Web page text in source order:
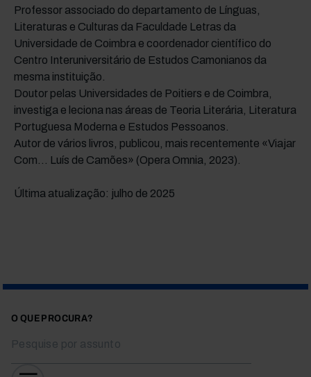
Professor associado do departamento de Línguas,
Literaturas e Culturas da Faculdade Letras da
Universidade de Coimbra e coordenador científico do
Centro Interuniversitário de Estudos Camonianos da
mesma instituição.
Doutor pelas Universidades de Poitiers e de Coimbra,
investiga e leciona nas áreas de Teoria Literária, Literatura
Portuguesa Moderna e Estudos Pessoanos.
Autor de vários livros, publicou, mais recentemente «Viajar
Com... Luís de Camões» (Opera Omnia, 2023).
Última atualização: julho de 2025
O QUE PROCURA?